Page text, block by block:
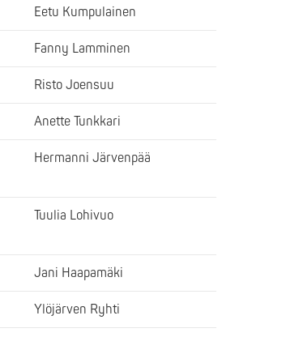
Eetu Kumpulainen
Fanny Lamminen
Risto Joensuu
Anette Tunkkari
Hermanni Järvenpää
Tuulia Lohivuo
Jani Haapamäki
Ylöjärven Ryhti